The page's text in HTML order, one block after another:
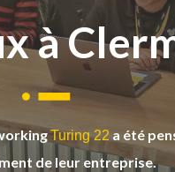
à
Turing 22 a été
de leur entreprise.